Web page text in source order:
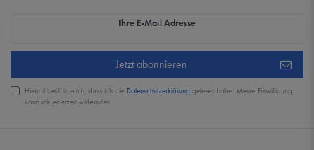
Ihre E-Mail Adresse
Newsletter Honig
Jetzt abonnieren
Hiermit bestätige ich, dass ich die Daten­schutz­erklärung gelesen habe. Meine Einwilligung
kann ich jederzeit widerrufen.